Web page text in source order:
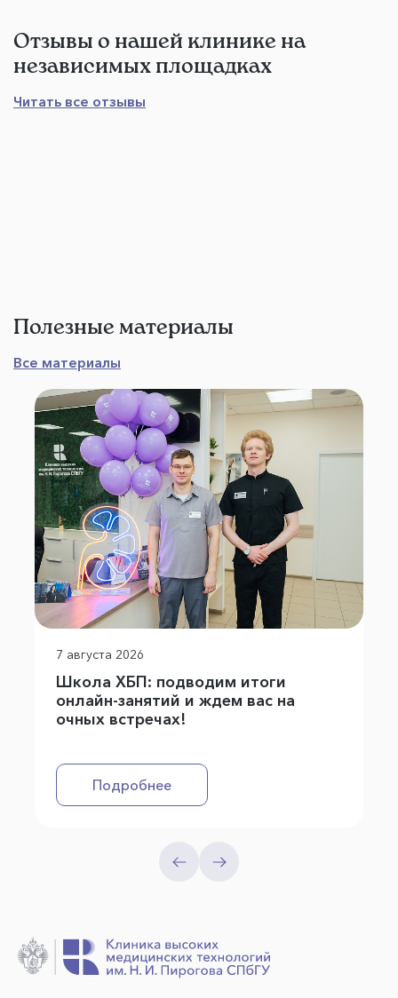
Отзывы о нашей клинике на
независимых площадках
Читать все отзывы
Полезные материалы
Все материалы
7 августа 2026
Школа ХБП: подводим итоги
онлайн-занятий и ждем вас на
очных встречах!
Подробнее